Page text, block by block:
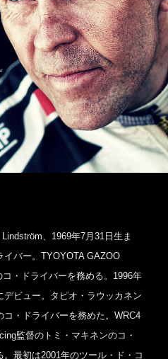
、1969年7月31日生ま
バー。TYOYOTA GAZOO
・ドライバーを務める。1996年
ビュー。タピオ・ラウッカネン
・ドライバーを務めた。WRC4
監督のトミ・マキネンのコ・
。最初は2001年のツール・ド・コ